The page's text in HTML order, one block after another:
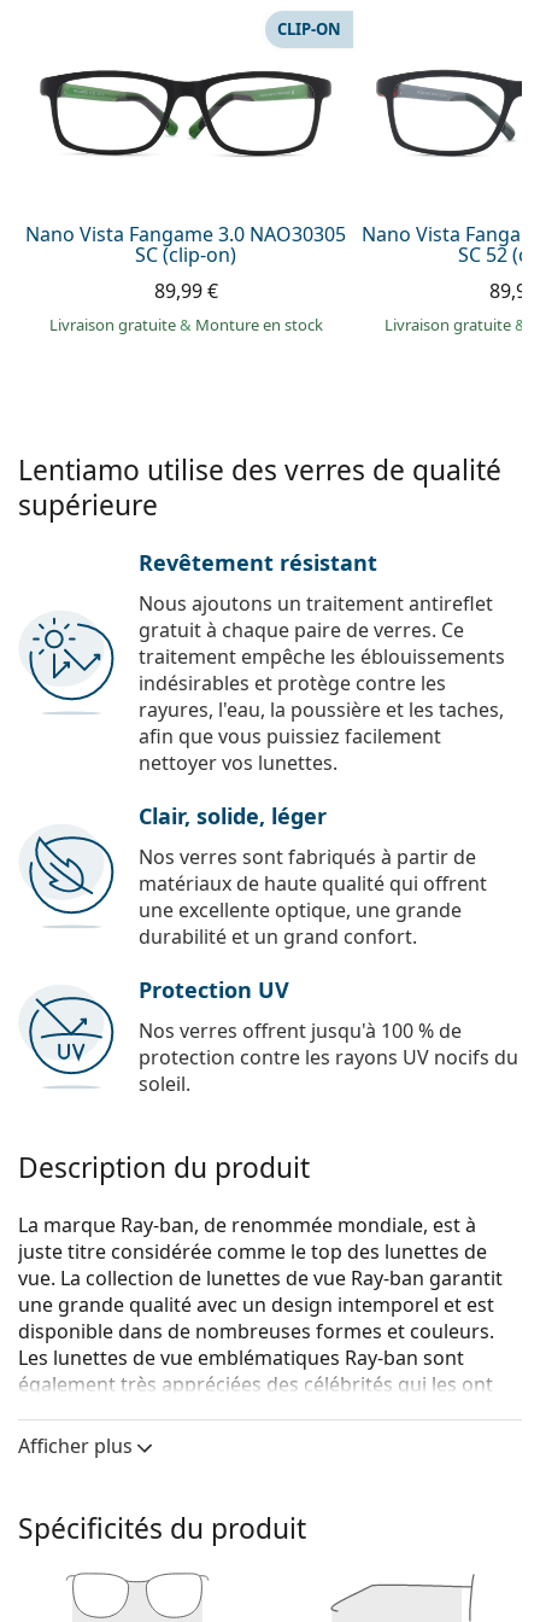
Prada
Toutes les marques
Nano Vista Fangame 3.0 NAO30305
SC (clip-on)
CLIP-ON
89,99 €
Livraison gratuite& Monture en stock
Nano Vista
SC 52
Livraison gratuite&
Lentiamo utilise des verres de qualité
supérieure
Revêtement résistant
Nous ajoutons un traitement antireflet
gratuit à chaque paire de verres. Ce
traitement empêche les éblouissements
indésirables et protège contre les
rayures, l'eau, la poussière et les taches,
afin que vous puissiez facilement
nettoyer vos lunettes.
Clair, solide, léger
Nos verres sont fabriqués à partir de
matériaux de haute qualité qui offrent
une excellente optique, une grande
durabilité et un grand confort.
Protection UV
Nos verres offrent jusqu'à 100 % de
protection contre les rayons UV nocifs du
soleil.
Description du produit
La marque Ray-ban, de renommée mondiale, est à
juste titre considérée comme le top des lunettes de
vue. La collection de lunettes de vue Ray-ban garantit
une grande qualité avec un design intemporel et est
disponible dans de nombreuses formes et couleurs.
Les lunettes de vue emblématiques Ray-ban sont
également très appréciées des célébrités qui les ont
Ray-Ban Junior 0RY1536 3731 48
Voyez de quoi vous avez l'air avec ces lunettes grâce à
la fonction d'essai virtuel de Lentiamo.
Monture de lunettes de vue
Afficher plus
Spécificités du produit